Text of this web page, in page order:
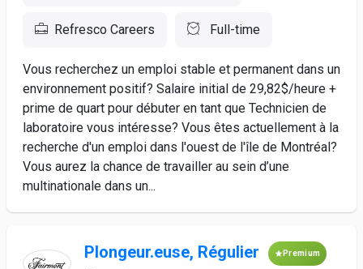
Refresco Careers Full-time
Vous recherchez un emploi stable et permanent dans un
environnement positif? Salaire initial de 29,82$/heure +
prime de quart pour débuter en tant que Technicien de
laboratoire vous intéresse? Vous êtes actuellement à la
recherche d'un emploi dans l'ouest de l'île de Montréal?
Vous aurez la chance de travailler au sein d’une
multinationale dans un...
Plongeur.euse, Régulier Premium